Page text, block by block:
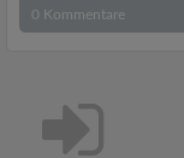
0 Kommentare